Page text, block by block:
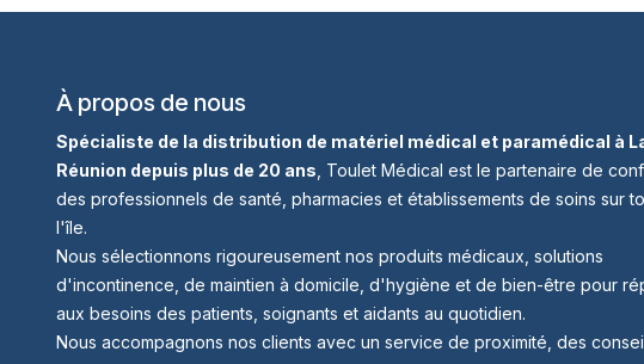
À propos de nous
Spécialiste de la distribution de matériel médical et paramédical à
Réunion depuis plus de 20 ans , Toulet Médical est le partenaire de
des professionnels de santé, pharmacies et établissements de soins sur
l'île.
Nous sélectionnons rigoureusement nos produits médicaux, solutions
d'incontinence, de maintien à domicile, d'hygiène et de bien-être pour
aux besoins des patients, soignants et aidants au quotidien.
Nous accompagnons nos clients avec un service de proximité, des